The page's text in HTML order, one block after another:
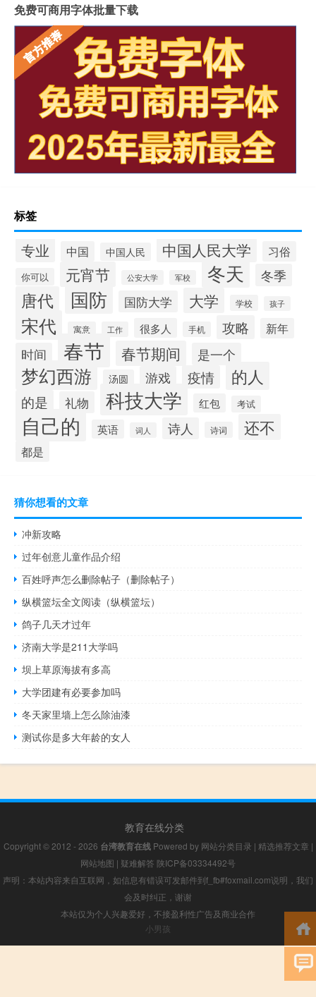
免费可商用字体批量下载
标签
专业 中国 中国人民 中国人民大学 习俗
你可以 元宵节 公安大学 军校 冬天 冬季
唐代 国防 国防大学 大学 学校 孩子
宋代 寓意 工作 很多人 手机 攻略 新年
时间 春节 春节期间 是一个
梦幻西游 汤圆 游戏 疫情 的人
的是 礼物 科技大学 红包 考试
自己的 英语 词人 诗人 诗词 还不
都是
猜你想看的文章
冲新攻略
过年创意儿童作品介绍
百姓呼声怎么删除帖子（删除帖子）
纵横篮坛全文阅读（纵横篮坛）
鸽子几天才过年
济南大学是211大学吗
坝上草原海拔有多高
大学团建有必要参加吗
冬天家里墙上怎么除油漆
测试你是多大年龄的女人
教育在线分类
Copyright © 2012 - 2026 台湾教育在线Powered by 网站分类目录 | 精选推荐文章 |
网站地图 | 疑难解答 陕ICP备03334492号
声明：本站内容来自互联网，如信息有错误可发邮件到f_fb#foxmail.com说明，我们
会及时纠正，谢谢
本站仅为个人兴趣爱好，不接盈利性广告及商业合作
小男孩